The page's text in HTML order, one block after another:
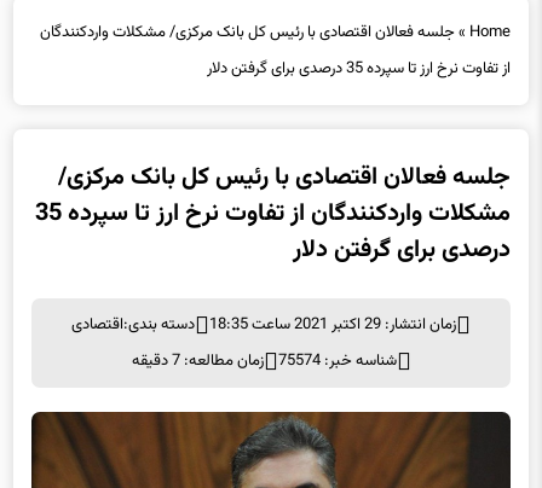
Home
»جلسه فعالان اقتصادی با رئیس کل بانک مرکزی/ مشکلات واردکنندگان
از تفاوت نرخ ارز تا سپرده‌ 35 درصدی برای گرفتن دلار
جلسه فعالان اقتصادی با رئیس کل بانک مرکزی/
مشکلات واردکنندگان از تفاوت نرخ ارز تا سپرده‌ 35
درصدی برای گرفتن دلار
زمان انتشار: 29 اکتبر 2021 ساعت 18:35 دسته بندی:اقتصادی
شناسه خبر: 75574
زمان مطالعه: 7 دقیقه